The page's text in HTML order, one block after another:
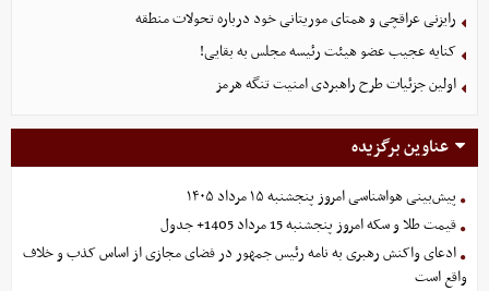
رایزنی عراقچی و همتای موریتانی خود درباره تحولات منطقه
کنایه عجیب عضو هیئت رئیسه مجلس به بقایی!
اولین جزئیات طرح راهبردی امنیت تنگه هرمز
عناوین برگزیده
پیش‌بینی هواشناسی امروز پنجشنبه ۱۵ مرداد ۱۴۰۵
قیمت طلا و سکه امروز پنجشنبه 15 مرداد 1405+ جدول
ادعای واکنش رهبری به نامه رئیس جمهور در فضای مجازی از اساس کذب و خلاف
واقع است